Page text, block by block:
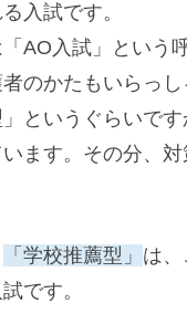
入試です。
AO入試」という
のかたもいらっし
」というぐらいで
ます。その分、
「学校推薦型」 は
です。